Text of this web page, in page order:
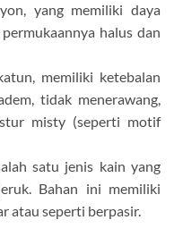
yang memiliki daya
halus dan
memiliki ketebalan
tidak menerawang,
misty (seperti motif
satu jenis kain yang
Bahan ini memiliki
atau seperti berpasir.